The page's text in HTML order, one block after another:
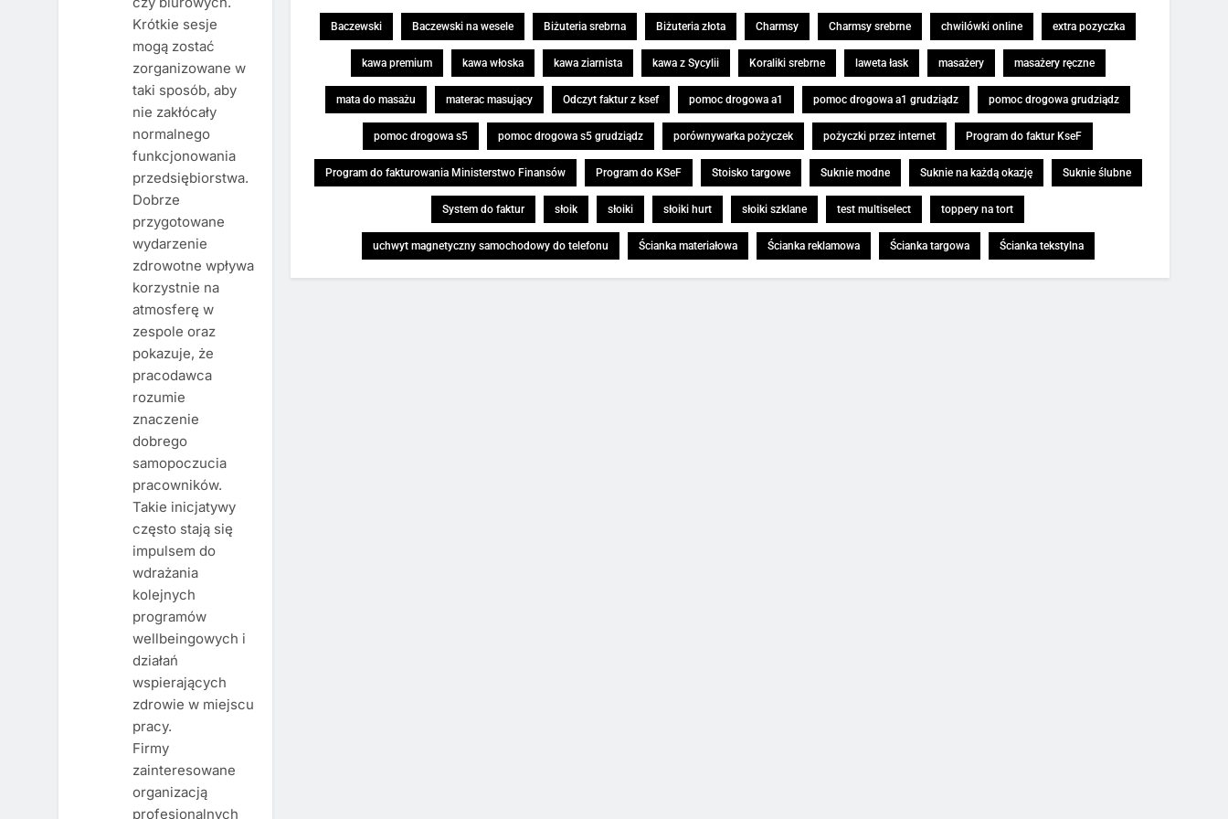
Krótkie sesje
mogą zostać
zorganizowane w
taki sposób, aby
nie zakłócały
normalnego
funkcjonowania
przedsiębiorstwa.
Dobrze
przygotowane
wydarzenie
zdrowotne wpływa
korzystnie na
atmosferę w
zespole oraz
pokazuje, że
pracodawca
rozumie
znaczenie
dobrego
samopoczucia
pracowników.
Takie inicjatywy
często stają się
impulsem do
wdrażania
kolejnych
programów
wellbeingowych i
działań
wspierających
zdrowie w miejscu
pracy.
Firmy
zainteresowane
organizacją
profesjonalnych
Baczewski Baczewski na wesele Biżuteria srebrna Biżuteria złota Charmsy Charmsy srebrne chwilówki online extra pozyczka
kawa premium kawa włoska kawa ziarnista kawa z Sycylii Koraliki srebrne laweta łask masażery masażery ręczne
mata do masażu materac masujący Odczyt faktur z ksef pomoc drogowa a1 pomoc drogowa a1 grudziądz pomoc drogowa grudziądz
pomoc drogowa s5 pomoc drogowa s5 grudziądz porównywarka pożyczek pożyczki przez internet Program do faktur KseF
Program do fakturowania Ministerstwo Finansów Program do KSeF Stoisko targowe Suknie modne Suknie na każdą okazję Suknie ślubne
System do faktur słoik słoiki słoiki hurt słoiki szklane test multiselect toppery na tort
uchwyt magnetyczny samochodowy do telefonu Ścianka materiałowa Ścianka reklamowa Ścianka targowa Ścianka tekstylna